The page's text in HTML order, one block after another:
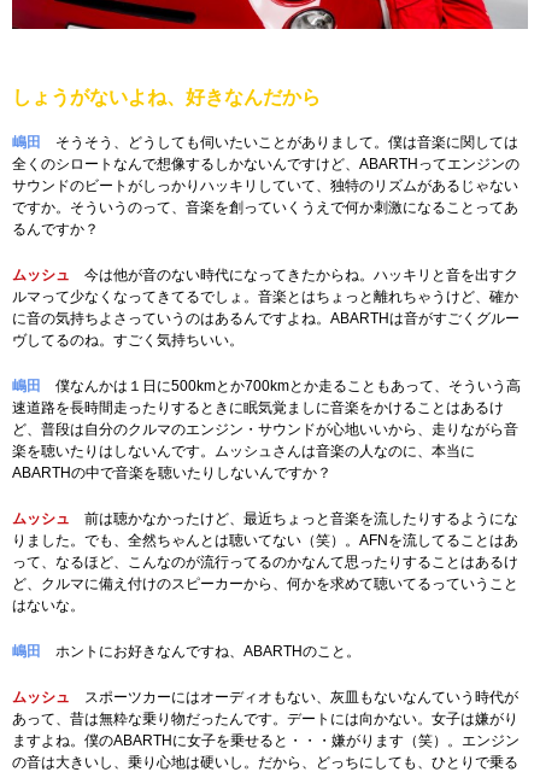
しょうがないよね、好きなんだから
嶋田
そうそう、どうしても伺いたいことがありまして。僕は音楽に関しては
全くのシロートなんで想像するしかないんですけど、ABARTHってエンジンの
サウンドのビートがしっかりハッキリしていて、独特のリズムがあるじゃない
ですか。そういうのって、音楽を創っていくうえで何か刺激になることってあ
るんですか？
ムッシュ
今は他が音のない時代になってきたからね。ハッキリと音を出すク
ルマって少なくなってきてるでしょ。音楽とはちょっと離れちゃうけど、確か
に音の気持ちよさっていうのはあるんですよね。ABARTHは音がすごくグルー
ヴしてるのね。すごく気持ちいい。
嶋田
僕なんかは１日に500kmとか700kmとか走ることもあって、そういう高
速道路を長時間走ったりするときに眠気覚ましに音楽をかけることはあるけ
ど、普段は自分のクルマのエンジン・サウンドが心地いいから、走りながら音
楽を聴いたりはしないんです。ムッシュさんは音楽の人なのに、本当に
ABARTHの中で音楽を聴いたりしないんですか？
ムッシュ
前は聴かなかったけど、最近ちょっと音楽を流したりするようにな
りました。でも、全然ちゃんとは聴いてない（笑）。AFNを流してることはあ
って、なるほど、こんなのが流行ってるのかなんて思ったりすることはあるけ
ど、クルマに備え付けのスピーカーから、何かを求めて聴いてるっていうこと
はないな。
嶋田 ホントにお好きなんですね、ABARTHのこと。
ムッシュ
スポーツカーにはオーディオもない、灰皿もないなんていう時代が
あって、昔は無粋な乗り物だったんです。デートには向かない。女子は嫌がり
ますよね。僕のABARTHに女子を乗せると・・・嫌がります（笑）。エンジン
の音は大きいし、乗り心地は硬いし。だから、どっちにしても、ひとりで乗る